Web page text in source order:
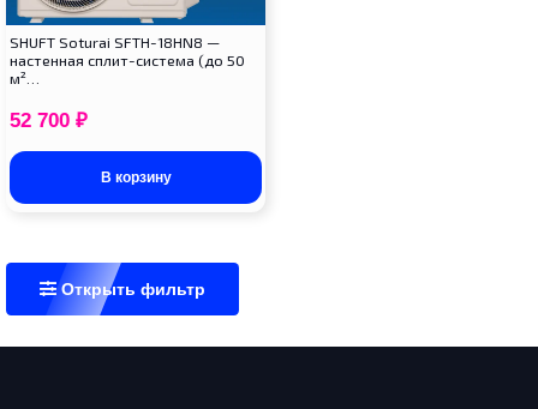
SHUFT Soturai SFTH-18HN8 —
настенная сплит-система (до 50
м²…
52 700 ₽
В корзину
Открыть фильтр